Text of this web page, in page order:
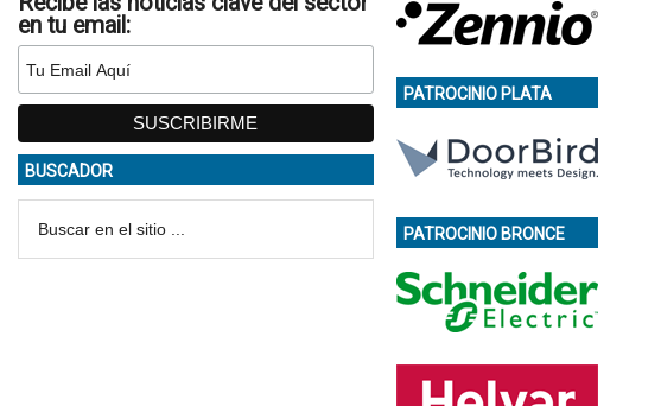
en tu email:
BUSCADOR
PATROCINIO PLATA
PATROCINIO BRONCE